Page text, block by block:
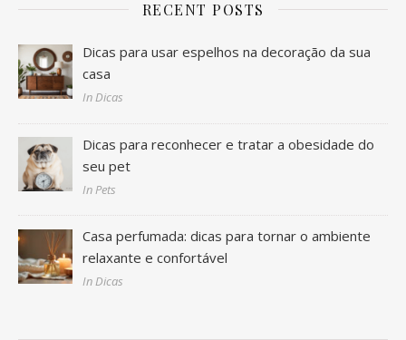
RECENT POSTS
Dicas para usar espelhos na decoração da sua
casa
In Dicas
Dicas para reconhecer e tratar a obesidade do
seu pet
In Pets
Casa perfumada: dicas para tornar o ambiente
relaxante e confortável
In Dicas